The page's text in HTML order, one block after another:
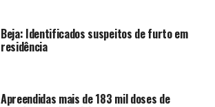
Beja: Identificados suspeitos de furto em
residência
Apreendidas mais de 183 mil doses de